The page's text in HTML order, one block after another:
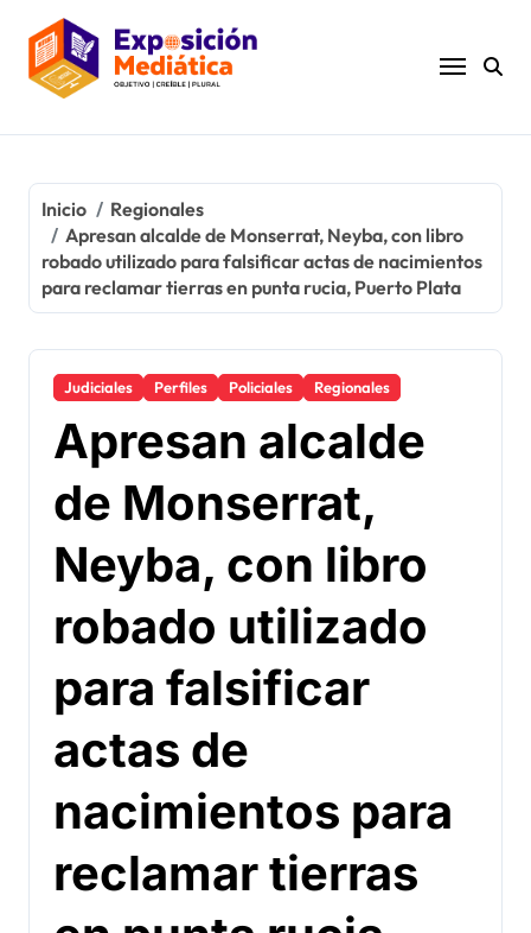
contenido
Inicio
Regionales
Apresan alcalde de Monserrat, Neyba, con libro
robado utilizado para falsificar actas de nacimientos
para reclamar tierras en punta rucia, Puerto Plata
Judiciales Perfiles Policiales Regionales
Apresan alcalde
de Monserrat,
Neyba, con libro
robado utilizado
para falsificar
actas de
nacimientos para
reclamar tierras